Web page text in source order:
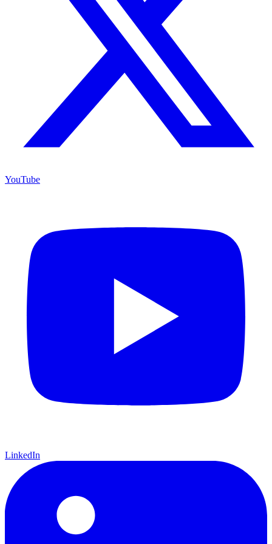
YouTube
LinkedIn